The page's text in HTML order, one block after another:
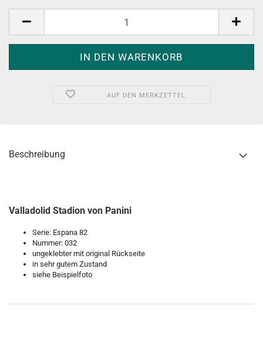
AUF DEN MERKZETTEL
Beschreibung
Valladolid Stadion von Panini
Serie: Espana 82
Nummer: 032
ungeklebter mit original Rückseite
in sehr gutem Zustand
siehe Beispielfoto